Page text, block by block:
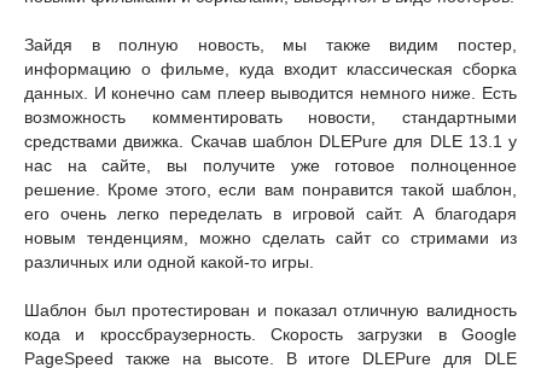
Зайдя в полную новость, мы также видим постер,
информацию о фильме, куда входит классическая сборка
данных. И конечно сам плеер выводится немного ниже. Есть
возможность комментировать новости, стандартными
средствами движка. Скачав шаблон DLEPure для DLE 13.1 у
нас на сайте, вы получите уже готовое полноценное
решение. Кроме этого, если вам понравится такой шаблон,
его очень легко переделать в игровой сайт. А благодаря
новым тенденциям, можно сделать сайт со стримами из
различных или одной какой-то игры.
Шаблон был протестирован и показал отличную валидность
кода и кроссбраузерность. Скорость загрузки в Google
PageSpeed также на высоте. В итоге DLEPure для DLE